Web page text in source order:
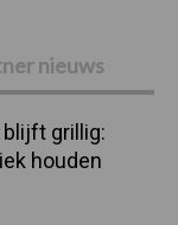
nieuws
grillig:
houden